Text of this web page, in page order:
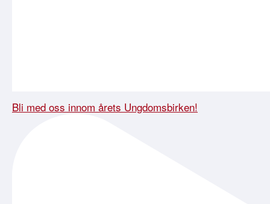
Bli med oss innom årets Ungdomsbirken!